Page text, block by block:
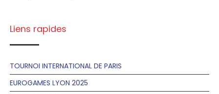
Liens rapides
TOURNOI INTERNATIONAL DE PARIS
EUROGAMES LYON 2025